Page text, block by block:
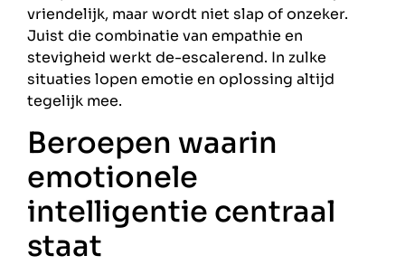
vriendelijk, maar wordt niet slap of onzeker.
Juist die combinatie van empathie en
stevigheid werkt de-escalerend. In zulke
situaties lopen emotie en oplossing altijd
tegelijk mee.
Beroepen waarin
emotionele
intelligentie centraal
staat